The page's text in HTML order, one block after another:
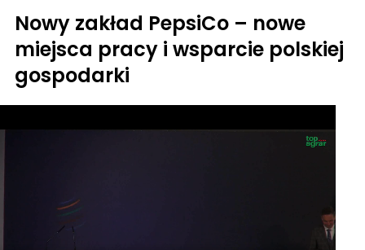
Nowy zakład PepsiCo – nowe
miejsca pracy i wsparcie polskiej
gospodarki